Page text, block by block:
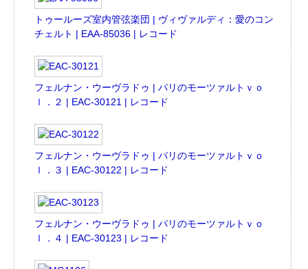
トゥールーズ室内管弦楽団 | ヴィヴァルディ：愛のコン
チェルト | EAA-85036 | レコード
フェルナン・ウーヴラドゥ | パリのモーツァルトｖｏ
ｌ．２ | EAC-30121 | レコード
フェルナン・ウーヴラドゥ | パリのモーツァルトｖｏ
ｌ．３ | EAC-30122 | レコード
フェルナン・ウーヴラドゥ | パリのモーツァルトｖｏ
ｌ．４ | EAC-30123 | レコード